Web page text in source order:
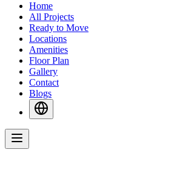
Home
All Projects
Ready to Move
Locations
Amenities
Floor Plan
Gallery
Contact
Blogs